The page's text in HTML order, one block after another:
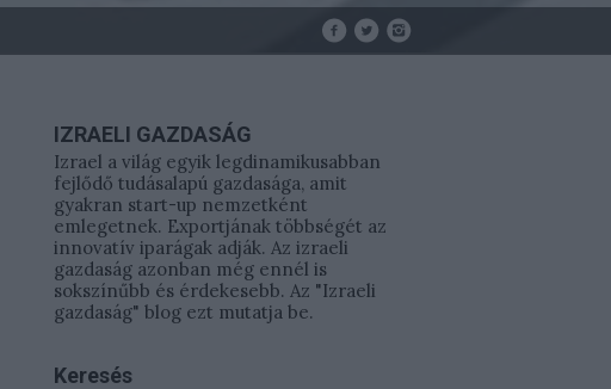
IZRAELI GAZDASÁG
Izrael a világ egyik legdinamikusabban
fejlődő tudásalapú gazdasága, amit
gyakran start-up nemzetként
emlegetnek. Exportjának többségét az
innovatív iparágak adják. Az izraeli
gazdaság azonban még ennél is
sokszínűbb és érdekesebb. Az "Izraeli
gazdaság" blog ezt mutatja be.
Keresés